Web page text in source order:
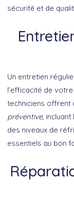
sécurité et de
Un entretien
l’efficacité de
techniciens offrent
préventive,
des niveaux de
essentiels au bon